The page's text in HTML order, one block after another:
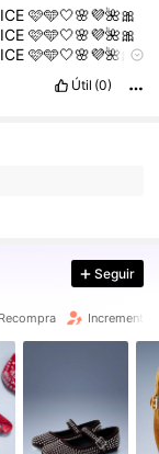
🩷🩵🤍🌸💜🌺🎀
🩷🩵🤍🌸💜🌺🎀
🩷🩵🤍🌸💜🌺🎀
🩷🩵🤍🌸💜🌺🎀
Útil (0)
Seguir
Incremento